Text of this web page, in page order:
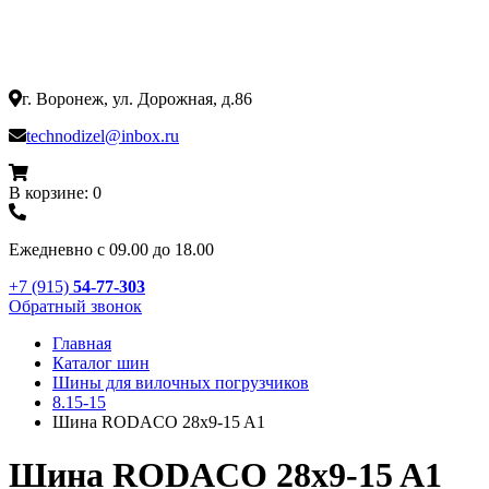
г. Воронеж, ул. Дорожная, д.86
technodizel@inbox.ru
В корзине: 0
Ежедневно с 09.00 до 18.00
+7 (915) 54-77-303
Обратный звонок
Главная
Каталог шин
Шины для вилочных погрузчиков
8.15-15
Шина RODACO 28x9-15 A1
Шина RODACO 28x9-15 A1